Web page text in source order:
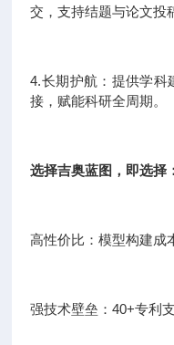
交，支持结题与论文投
4.长期护航：提供学科
接，赋能科研全周期。
选择吉奥蓝图，即选择：
高性价比：模型构建成
强技术壁垒：40+专利